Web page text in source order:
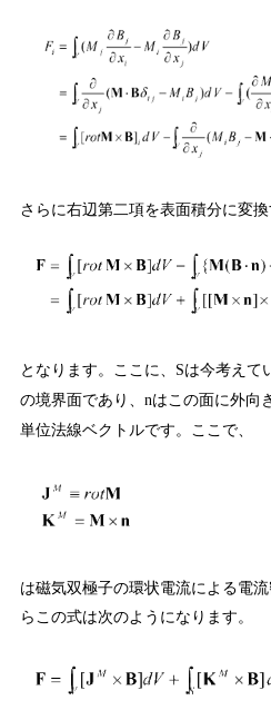
さらに右辺第二項を表面積分に変換
となります。ここに、 Sは今考えて
の境界面であり、 nはこの面に外向
単位法線ベクトルです。ここで、
は磁気双極子の環状電流による電
らこの式は次のようになります。